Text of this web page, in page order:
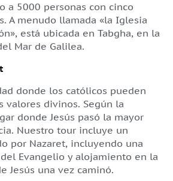
a 5000 personas con cinco
A menudo llamada «la Iglesia
está ubicada en Tabgha, en la
Mar de Galilea.
donde los católicos pueden
valores divinos. Según la
donde Jesús pasó la mayor
Nuestro tour incluye un
por Nazaret, incluyendo una
Evangelio y alojamiento en la
Jesús una vez caminó.